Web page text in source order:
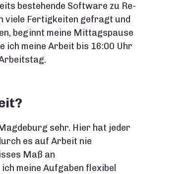
bestehende Software zu Re-
viele Fertigkeiten gefragt und
beginnt meine Mittagspause
ich meine Arbeit bis 16:00 Uhr
sehr. Hier hat jeder
es auf Arbeit nie
Maß an
meine Aufgaben flexibel